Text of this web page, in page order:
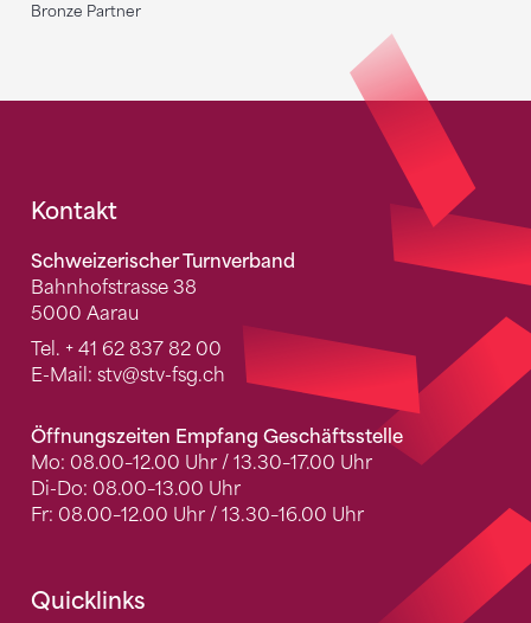
Bronze Partner
Fusszeile
Kontakt
Schweizerischer Turnverband
Bahnhofstrasse 38
5000 Aarau
Tel. + 41 62 837 82 00
E-Mail: stv@stv-fsg.ch
Öffnungszeiten Empfang Geschäftsstelle
Mo: 08.00–12.00 Uhr / 13.30–17.00 Uhr
Di-Do: 08.00–13.00 Uhr
Fr: 08.00–12.00 Uhr / 13.30–16.00 Uhr
Quicklinks